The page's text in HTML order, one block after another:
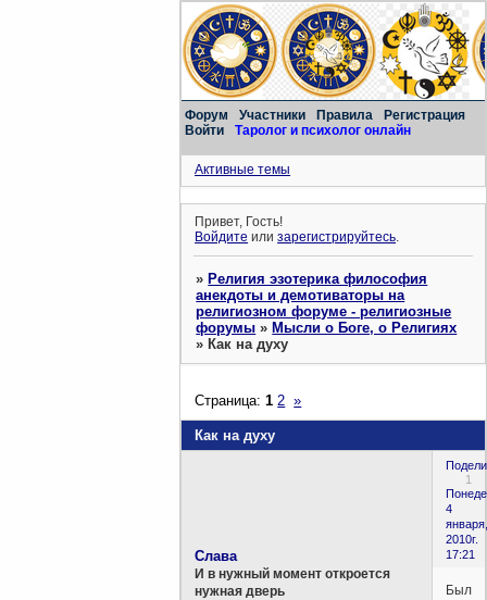
Форум Участники Правила
Регистрация
Войти
Таролог и психолог онлайн
Активные темы
Привет, Гость!
Войдите илизарегистрируйтесь.
»Религия эзотерика философия
анекдоты и демотиваторы на
религиозном форуме - религиозные
форумы »Мысли о Боге, о Религиях
»Как на духу
Как на духу
Страница:1 2 »
1
4
января,
2010г.
17:21
Слава
И в нужный момент откроется
нужная дверь
Было